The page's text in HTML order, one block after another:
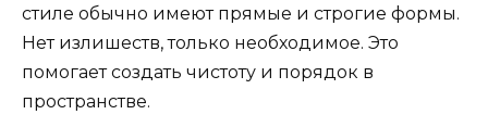
стиле обычно имеют прямые и строгие формы.
Нет излишеств, только необходимое. Это
помогает создать чистоту и порядок в
пространстве.